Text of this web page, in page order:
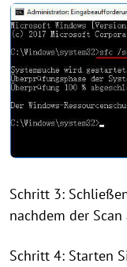
Schritt 3:
nachdem der
Schritt 4: Starten